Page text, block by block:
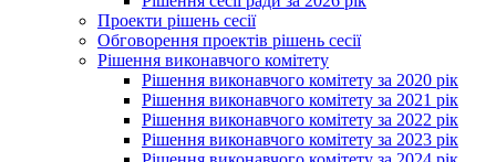
Проекти рішень сесії
Обговорення проектів рішень сесії
Рішення виконавчого комітету
Рішення виконавчого комітету за 2020 рік
Рішення виконавчого комітету за 2021 рік
Рішення виконавчого комітету за 2022 рік
Рішення виконавчого комітету за 2023 рік